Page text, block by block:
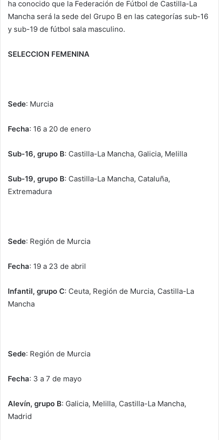
ha conocido que la Federación de Fútbol de Castilla-La
Mancha será la sede del Grupo B en las categorías sub-16
y sub-19 de fútbol sala masculino.
SELECCION FEMENINA
Sede: Murcia
Fecha: 16 a 20 de enero
Sub-16, grupo B: Castilla-La Mancha, Galicia, Melilla
Sub-19, grupo B: Castilla-La Mancha, Cataluña,
Extremadura
Sede: Región de Murcia
Fecha: 19 a 23 de abril
Infantil, grupo C: Ceuta, Región de Murcia, Castilla-La
Mancha
Sede: Región de Murcia
Fecha: 3 a 7 de mayo
Alevín, grupo B: Galicia, Melilla, Castilla-La Mancha,
Madrid